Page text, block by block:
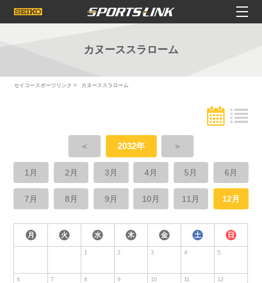
カヌーススラローム
セイコースポーツリンク カヌーススラローム
＜ 2032年 ＞
1月 2月 3月 4月 5月 6月
7月 8月 9月 10月 11月 12月
月 火 水 木 金 土 日
1 2 3 4 5
6 7 8 9 10 11 12